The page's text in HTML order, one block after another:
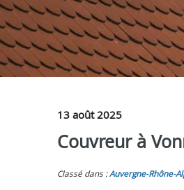
13 août 2025
Couvreur à
Classé dans :Auvergne-Rhône-